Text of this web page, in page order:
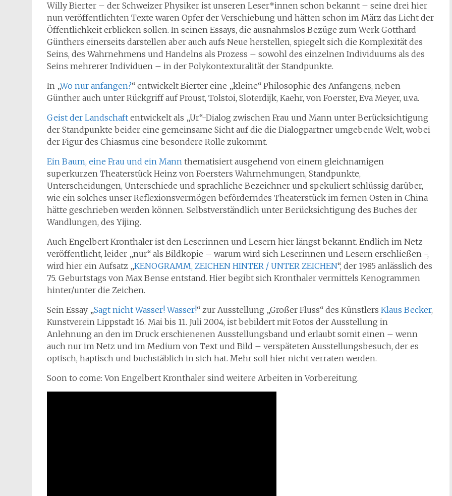
Willy Bierter – der Schweizer Physiker ist unseren Leser*innen schon bekannt – seine drei hier
nun veröffentlichten Texte waren Opfer der Verschiebung und hätten schon im März das Licht der
Öffentlichkeit erblicken sollen. In seinen Essays, die ausnahmslos Bezüge zum Werk Gotthard
Günthers einerseits darstellen aber auch aufs Neue herstellen, spiegelt sich die Komplexität des
Seins, des Wahrnehmens und Handelns als Prozess – sowohl des einzelnen Individuums als des
Seins mehrerer Individuen – in der Polykontexturalität der Standpunkte.
In „Wo nur anfangen?“ entwickelt Bierter eine „kleine“ Philosophie des Anfangens, neben
Günther auch unter Rückgriff auf Proust, Tolstoi, Sloterdijk, Kaehr, von Foerster, Eva Meyer, u.v.a.
Geist der Landschaft entwickelt als „Ur“-Dialog zwischen Frau und Mann unter Berücksichtigung
der Standpunkte beider eine gemeinsame Sicht auf die die Dialogpartner umgebende Welt, wobei
der Figur des Chiasmus eine besondere Rolle zukommt.
Ein Baum, eine Frau und ein Mann thematisiert ausgehend von einem gleichnamigen
superkurzen Theaterstück Heinz von Foersters Wahrnehmungen, Standpunkte,
Unterscheidungen, Unterschiede und sprachliche Bezeichner und spekuliert schlüssig darüber,
wie ein solches unser Reflexionsvermögen beförderndes Theaterstück im fernen Osten in China
hätte geschrieben werden können. Selbstverständlich unter Berücksichtigung des Buches der
Wandlungen, des Yijing.
Auch Engelbert Kronthaler ist den Leserinnen und Lesern hier längst bekannt. Endlich im Netz
veröffentlicht, leider „nur“ als Bildkopie – warum wird sich Leserinnen und Lesern erschließen -,
wird hier ein Aufsatz „KENOGRAMM, ZEICHEN HINTER / UNTER ZEICHEN“, der 1985 anlässlich des
75. Geburtstags von Max Bense entstand. Hier begibt sich Kronthaler vermittels Kenogrammen
hinter/unter die Zeichen.
Sein Essay „Sagt nicht Wasser! Wasser!“ zur Ausstellung „Großer Fluss“ des Künstlers Klaus Becker,
Kunstverein Lippstadt 16. Mai bis 11. Juli 2004, ist bebildert mit Fotos der Ausstellung in
Anlehnung an den im Druck erschienenen Ausstellungsband und erlaubt somit einen – wenn
auch nur im Netz und im Medium von Text und Bild – verspäteten Ausstellungsbesuch, der es
optisch, haptisch und buchstäblich in sich hat. Mehr soll hier nicht verraten werden.
Soon to come: Von Engelbert Kronthaler sind weitere Arbeiten in Vorbereitung.